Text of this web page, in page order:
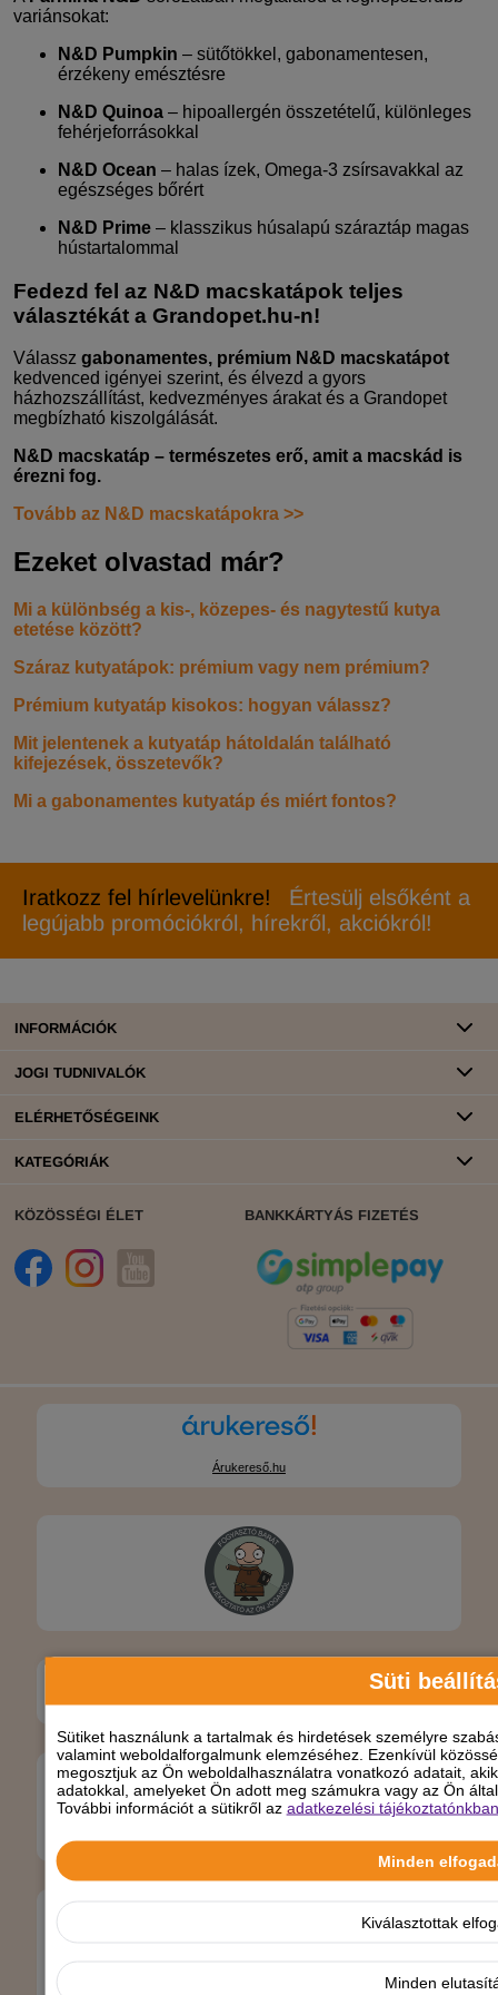
Süti
Sütiket használunk a tartalmak és hirdetések személyre
valamint weboldalforgalmunk elemzéséhez. Ezenkívül
megosztjuk az Ön weboldalhasználatra vonatkozó adatait,
adatokkal, amelyeket Ön adott meg számukra vagy az Ön
További információt a sütikről az adatkezelési tájékoztatónkban
Minden
Kiválasztottak
Minden
variánsokat:
N&D Pumpkin – sütőtökkel, gabonamentesen,
érzékeny emésztésre
N&D Quinoa – hipoallergén összetételű, különleges
fehérjeforrásokkal
N&D Ocean – halas ízek, Omega-3 zsírsavakkal az
egészséges bőrért
N&D Prime – klasszikus húsalapú száraztáp magas
hústartalommal
Fedezd fel az N&D macskatápok teljes
választékát a Grandopet.hu-n!
Válassz gabonamentes, prémium N&D macskatápot
kedvenced igényei szerint, és élvezd a gyors
házhozszállítást, kedvezményes árakat és a Grandopet
megbízható kiszolgálását.
N&D macskatáp – természetes erő, amit a macskád is
érezni fog.
Tovább az N&D macskatápokra >>
Ezeket olvastad már?
Mi a különbség a kis-, közepes- és nagytestű kutya
etetése között?
Száraz kutyatápok: prémium vagy nem prémium?
Prémium kutyatáp kisokos: hogyan válassz?
Mit jelentenek a kutyatáp hátoldalán található
kifejezések, összetevők?
Mi a gabonamentes kutyatáp és miért fontos?
Iratkozz fel hírlevelünkre!
Értesülj elsőként a
legújabb promóciókról, hírekről, akciókról!
INFORMÁCIÓK
JOGI TUDNIVALÓK
ELÉRHETŐSÉGEINK
KATEGÓRIÁK
KÖZÖSSÉGI ÉLET BANKKÁRTYÁS FIZETÉS
Árukereső.hu